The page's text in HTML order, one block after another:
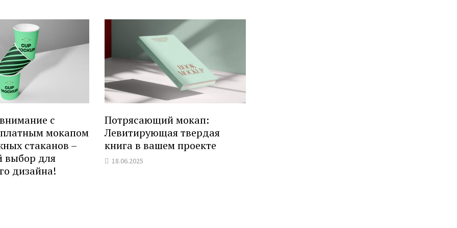
с
мокапом
стаканов –
выбор для
дизайна!
Потрясающий мокап:
Левитирующая твердая
книга в вашем проекте
18.06.2025